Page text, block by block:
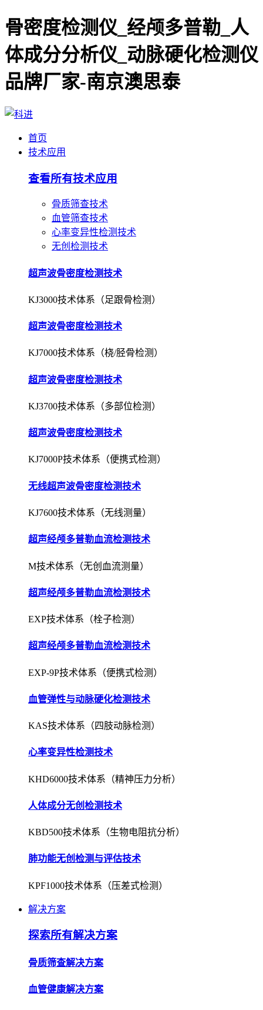
骨密度检测仪_经颅多普勒_人
体成分分析仪_动脉硬化检测仪
品牌厂家-南京澳思泰
首页
技术应用
查看所有技术应用
骨质筛查技术
血管筛查技术
心率变异性检测技术
无创检测技术
超声波骨密度检测技术
KJ3000技术体系（足跟骨检测）
超声波骨密度检测技术
KJ7000技术体系（桡/胫骨检测）
超声波骨密度检测技术
KJ3700技术体系（多部位检测）
超声波骨密度检测技术
KJ7000P技术体系（便携式检测）
无线超声波骨密度检测技术
KJ7600技术体系（无线测量）
超声经颅多普勒血流检测技术
M技术体系（无创血流测量）
超声经颅多普勒血流检测技术
EXP技术体系（栓子检测）
超声经颅多普勒血流检测技术
EXP-9P技术体系（便携式检测）
血管弹性与动脉硬化检测技术
KAS技术体系（四肢动脉检测）
心率变异性检测技术
KHD6000技术体系（精神压力分析）
人体成分无创检测技术
KBD500技术体系（生物电阻抗分析）
肺功能无创检测与评估技术
KPF1000技术体系（压差式检测）
解决方案
探索所有解决方案
骨质筛查解决方案
血管健康解决方案